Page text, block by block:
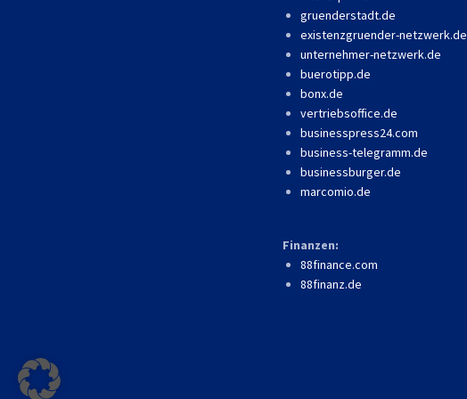
gruenderstadt.de
existenzgruender-netzwerk.de
unternehmer-netzwerk.de
buerotipp.de
bonx.de
vertriebsoffice.de
businesspress24.com
business-telegramm.de
businessburger.de
marcomio.de
Finanzen:
88finance.com
88finanz.de